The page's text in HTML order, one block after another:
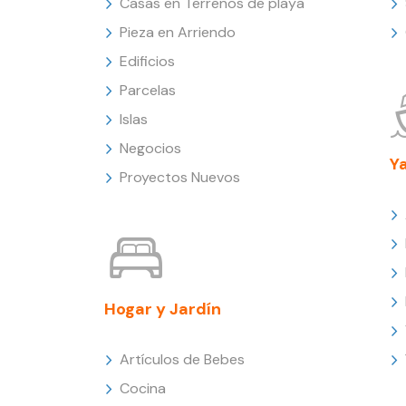
Pieza en Arriendo
Edificios
Parcelas
Islas
Negocios
Proyectos Nuevos
Hogar y Jardín
Artículos de Bebes
Cocina